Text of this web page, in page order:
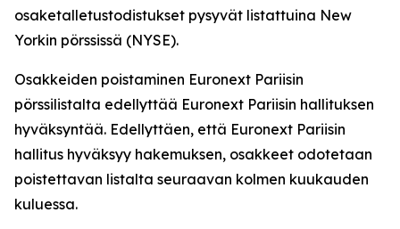
osaketalletustodistukset pysyvät listattuina New
Yorkin pörssissä (NYSE).
Osakkeiden poistaminen Euronext Pariisin
pörssilistalta edellyttää Euronext Pariisin hallituksen
hyväksyntää. Edellyttäen, että Euronext Pariisin
hallitus hyväksyy hakemuksen, osakkeet odotetaan
poistettavan listalta seuraavan kolmen kuukauden
kuluessa.